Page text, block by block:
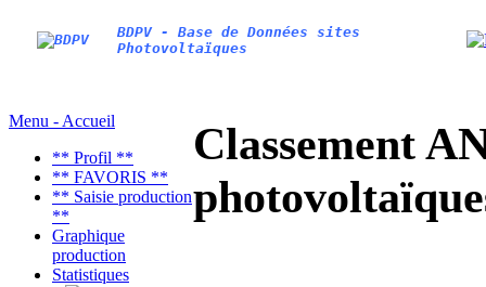
BDPV - Base de Données sites
Photovoltaïques
Menu - Accueil
** Profil **
** FAVORIS **
** Saisie production
**
Graphique
production
Statistiques
Classement